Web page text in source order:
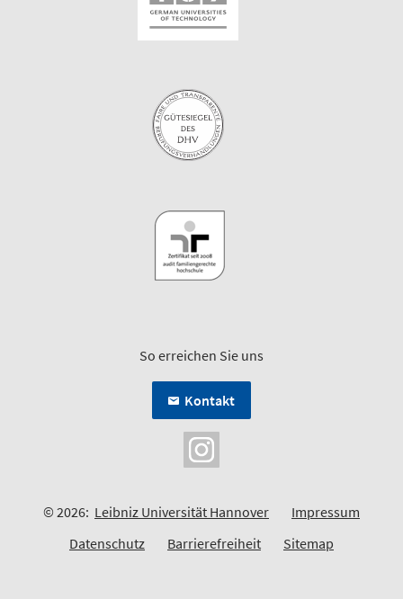
So erreichen Sie uns
Kontakt
© 2026: Leibniz Universität Hannover
Impressum
Datenschutz
Barrierefreiheit Sitemap